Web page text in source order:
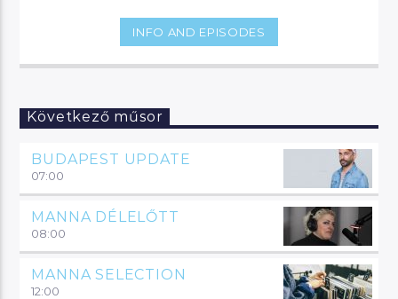
INFO AND EPISODES
Következő műsor
BUDAPEST UPDATE
07:00
MANNA DÉLELŐTT
08:00
MANNA SELECTION
12:00